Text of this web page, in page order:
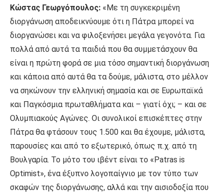
Κώστας Γεωργόπουλος: «Με τη συγκεκριμένη
διοργάνωση αποδεικνύουμε ότι η Πάτρα μπορεί να
διοργανώσει και να φιλοξενήσει μεγάλα γεγονότα. Για
πολλά από αυτά τα παιδιά που θα συμμετάσχουν θα
είναι η πρώτη φορά σε μια τόσο σημαντική διοργάνωση
και κάποια από αυτά θα τα δούμε, μάλιστα, στο μέλλον
να σηκώνουν την ελληνική σημασία και σε Ευρωπαϊκά
και Παγκόσμια πρωταθλήματα και – γιατί όχι; – και σε
Ολυμπιακούς Αγώνες. Οι συνολικοί επισκέπτες στην
Πάτρα θα φτάσουν τους 1.500 και θα έχουμε, μάλιστα,
παρουσίες και από το εξωτερικό, όπως π.χ. από τη
Βουλγαρία. Το μότο του ιβέντ είναι το «Patras is
Optimist», ένα έξυπνο λογοπαίγνιο με τον τύπο των
σκαφών της διοργάνωσης, αλλά και την αισιοδοξία που